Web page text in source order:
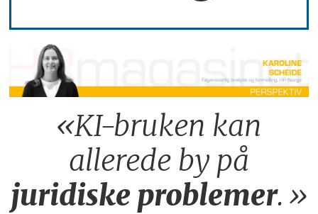
«KI-bruken kan
allerede by på
juridiske problemer.»